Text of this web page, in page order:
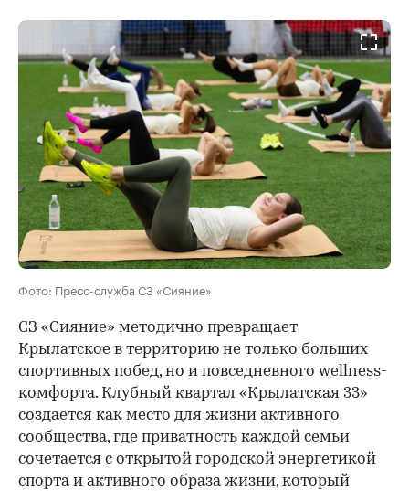
Фото: Пресс-служба СЗ «Сияние»
СЗ «Сияние» методично превращает
Крылатское в территорию не только больших
спортивных побед, но и повседневного wellness-
комфорта. Клубный квартал «Крылатская 33»
создается как место для жизни активного
сообщества, где приватность каждой семьи
сочетается с открытой городской энергетикой
спорта и активного образа жизни, который